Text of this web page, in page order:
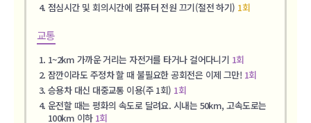
점심시간 및 회의시간에 컴퓨터 전원 끄기(절전 하기) 1회
교통
1~2km 가까운 거리는 자전거를 타거나 걸어다니기 1회
잠깐이라도 주정차 할 때 불필요한 공회전은 이제 그만! 1회
승용차 대신 대중교통 이용(주 1회) 1회
운전할 때는 평화의 속도로 달려요. 시내는 50km, 고속도로는
100km 이하 1회